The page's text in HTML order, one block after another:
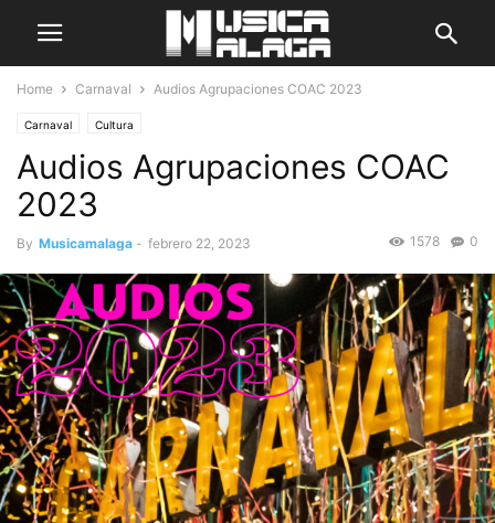
Home Carnaval Audios Agrupaciones COAC 2023
Carnaval Cultura
Audios Agrupaciones COAC
2023
By Musicamalaga - febrero 22, 2023 0
1578